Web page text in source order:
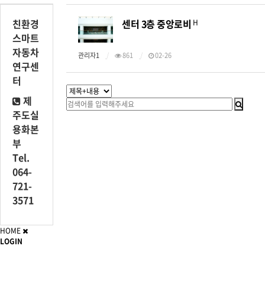
센터 3층 중앙로비 H
관리자1 861 02-26
친환경
스마트
자동차
연구센
터
제
주도실
용화본
부
Tel.
064-
721-
3571
HOME
LOGIN